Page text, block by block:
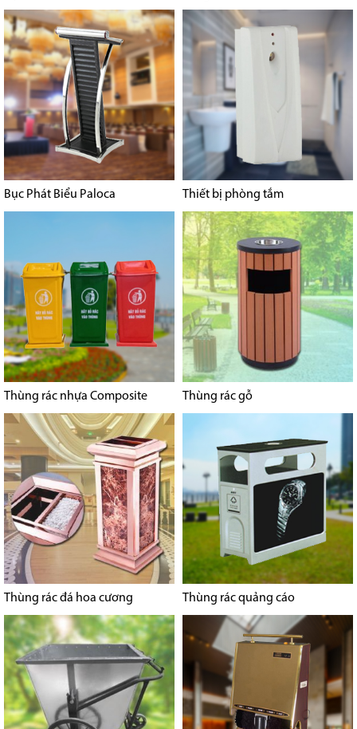
Bục Phát Biểu Paloca Thiết bị phòng tắm
Thùng rác nhựa Composite Thùng rác gỗ
Thùng rác đá hoa cương Thùng rác quảng cáo